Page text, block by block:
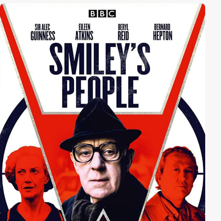
Söhne aus bestem Haus sind auf Brautschau. Sowohl
Molly als auch Cynthia sind hingerissen, beide
allerdings von Roger! Ein banges Hoffen beginnt, bis
endlich Gewissheit einkehrt. Der eher zwielichtige
Osborne hingegen, verfolgt ganz andere Interessen.
Wie soll Molly in diesen Wirren ihr Glück finden?